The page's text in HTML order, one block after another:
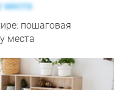
пошаговая
места